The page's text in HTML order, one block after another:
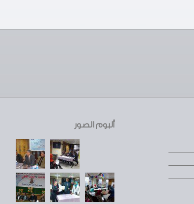
ألبوم الصور